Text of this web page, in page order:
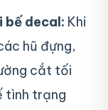
bế decal: Khi
hũ đựng,
cắt tối
tình trạng